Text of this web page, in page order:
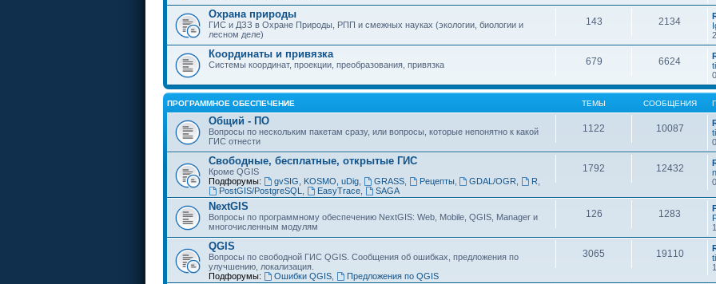
Охрана природы
ГИС и ДЗЗ в Охране Природы, РПП и смежных науках (экологии, биологии и
лесном деле)
143 2134
Координаты и привязка
Системы координат, проекции, преобразования, привязка 679 6624
ПРОГРАММНОЕ ОБЕСПЕЧЕНИЕ ТЕМЫ СООБЩЕНИЯ
Общий - ПО
Вопросы по нескольким пакетам сразу, или вопросы, которые непонятно к какой
ГИС отнести
1122 10087
Свободные, бесплатные, открытые ГИС
Кроме QGIS
Подфорумы:
gvSIG, KOSMO, uDig, GRASS, Рецепты, GDAL/OGR R
PostGIS/PostgreSQL
EasyTrace, SAGA
1792 12432
NextGIS
Вопросы по программному обеспечению NextGIS: Web, Mobile, QGIS, Manager и
многочисленным модулям
126 1283
QGIS
Вопросы по свободной ГИС QGIS. Сообщения об ошибках, предложения по
улучшению, локализация.
Подфорумы:
Ошибки QGIS, Предложения по QGIS
3065 19110